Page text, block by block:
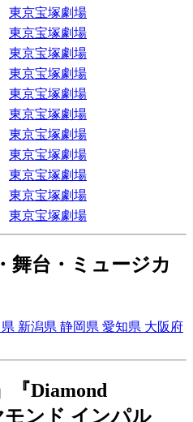
東京宝塚劇場
東京宝塚劇場
東京宝塚劇場
東京宝塚劇場
東京宝塚劇場
東京宝塚劇場
東京宝塚劇場
東京宝塚劇場
東京宝塚劇場
東京宝塚劇場
東京宝塚劇場
舞台・ミュージカ
新潟県 静岡県 愛知県 大阪府
『Diamond
ンド インパル